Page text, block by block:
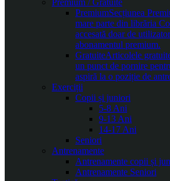
Premium / Gratuite
PremiumSecțiunea
mare parte din librăria
accesată doar de
abonamentul premium.
GratuiteArticolele
un punct de pornire
aspiră la o poziție de
Exerciții
Copii și juniori
5-8 Ani
9-13 Ani
14-17 Ani
Seniori
Antrenamente
Antrenamente copii și
Antrenamente Seniori